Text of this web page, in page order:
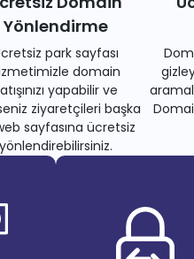
Yönlendirme
park sayfası
domain
yapabilir ve
ziyaretçileri başka
sayfasına ücretsiz
yönlendirebilirsiniz.